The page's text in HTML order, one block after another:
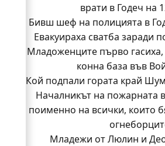
врати в Годеч на
Бивш шеф на полицията в
Видин
Кой подпали гората край
Младежи от Люлин и
доброволци на пожара
Началникът на пожарната
поименно на всички, които
150 декара гори, треви и
Евакуираха сватба заради
Младоженците първо
конна база във
Кой подпали гората край
Началникът на пожарната
поименно на всички, които
Младежи от Люлин и